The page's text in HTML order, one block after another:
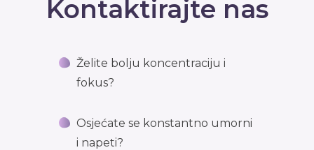
Kontaktirajte nas
Želite bolju koncentraciju i
fokus?
Osjećate se konstantno umorni
i napeti?